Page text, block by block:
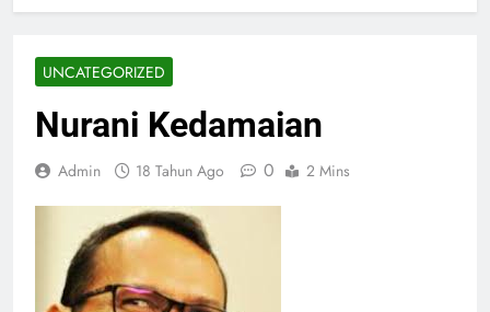
UNCATEGORIZED
Nurani Kedamaian
Admin 18 Tahun Ago 0 2 Mins